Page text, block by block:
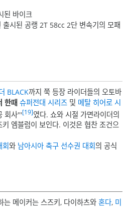
된 바이크
시된 공랭 2T 58cc 2단 변속기의 모패
BLACK까지 쭉 등장 라이더들의 오토바
한때슈퍼전대 시리즈 및 메탈 히어로 시
회사'''[19]였다. 쇼와 시절 가면라이더의
엠블럼이 보인다. 이것은 협찬 조건으
회와 남아시아 축구 선수권 대회의 공식
는 메이커는 스즈키, 다이하츠와혼다, 미